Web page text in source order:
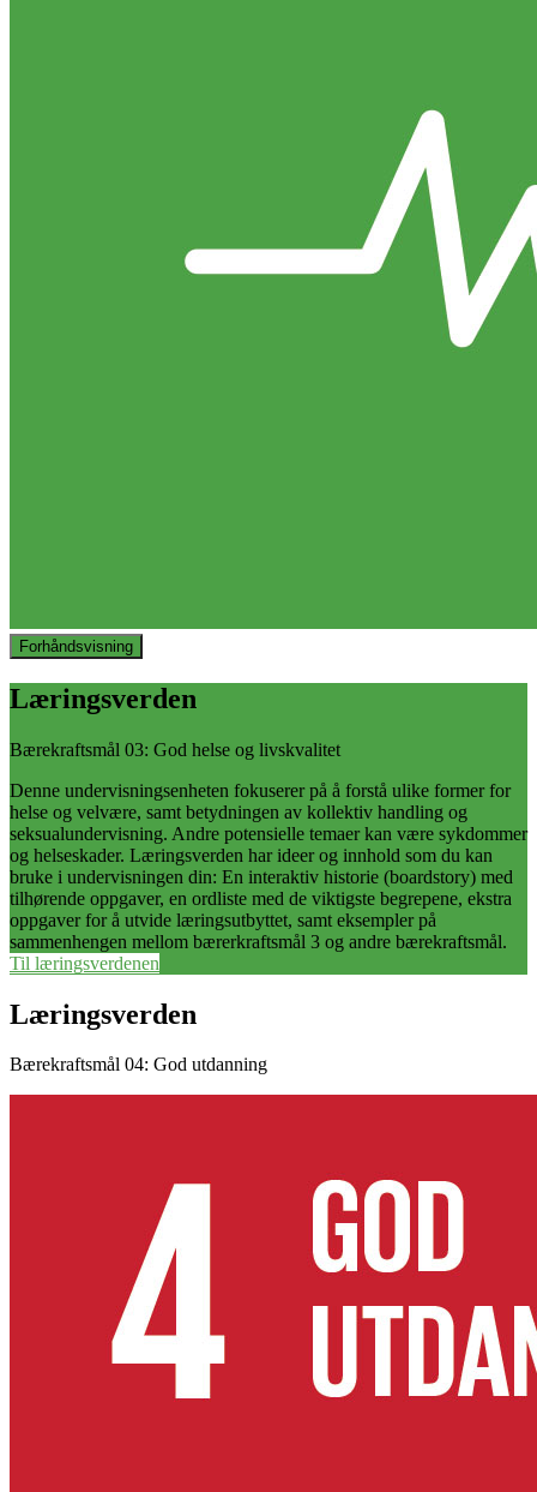
Forhåndsvisning
Læringsverden
Bærekraftsmål 03: God helse og livskvalitet
Denne undervisningsenheten fokuserer på å forstå ulike former for
helse og velvære, samt betydningen av kollektiv handling og
seksualundervisning. Andre potensielle temaer kan være sykdommer
og helseskader. Læringsverden har ideer og innhold som du kan
bruke i undervisningen din: En interaktiv historie (boardstory) med
tilhørende oppgaver, en ordliste med de viktigste begrepene, ekstra
oppgaver for å utvide læringsutbyttet, samt eksempler på
sammenhengen mellom bærerkraftsmål 3 og andre bærekraftsmål.
Til læringsverdenen
Læringsverden
Bærekraftsmål 04: God utdanning